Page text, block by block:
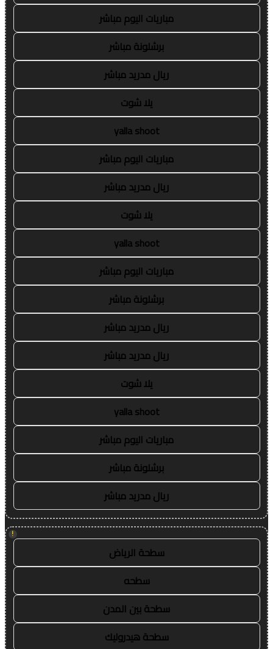
مباريات اليوم مباشر
برشلونة مباشر
ريال مدريد مباشر
يلا شوت
yalla shoot
مباريات اليوم مباشر
ريال مدريد مباشر
يلا شوت
yalla shoot
مباريات اليوم مباشر
برشلونة مباشر
ريال مدريد مباشر
ريال مدريد مباشر
يلا شوت
yalla shoot
مباريات اليوم مباشر
برشلونة مباشر
ريال مدريد مباشر
!
سطحة الرياض
سطحه
سطحة بين المدن
سطحة هيدروليك